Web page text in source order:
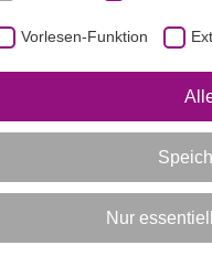
Best-
Spiele
Genug
Dauer
Vorlesen-Funktion
Nur